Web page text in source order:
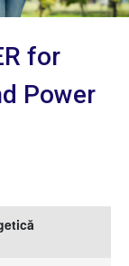
for
Power